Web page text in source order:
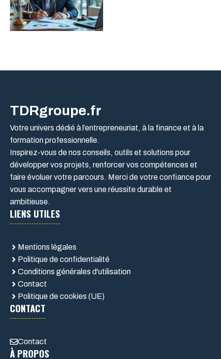
TDRgroupe.fr
Votre univers dédié à l’entrepreneuriat, à la finance et à la
formation professionnelle.
Inspirez-vous de nos conseils, outils et solutions pour
développer vos projets, renforcer vos compétences et
faire évoluer votre parcours. Merci de votre confiance pour
vous accompagner vers une réussite durable et
ambitieuse.
LIENS UTILES
Mentions légales
Politique de confidentialité
Conditions générales d'utilisation
Contact
Politique de cookies (UE)
CONTACT
Contact
À PROPOS